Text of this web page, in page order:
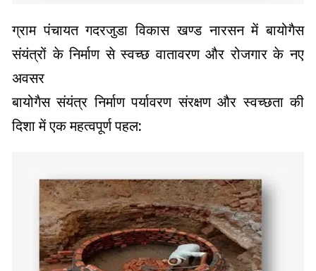
ग्राम पंचायत गदरजुडा विकास खण्ड नारसन में बायोगैस
संयंत्रों के निर्माण से स्वच्छ वातावरण और रोजगार के नए
अवसर
बायोगैस संयंत्र निर्माण पर्यावरण संरक्षण और स्वच्छता की
दिशा में एक महत्वपूर्ण पहल: